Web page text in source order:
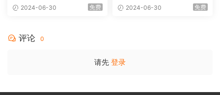
1080p Blu-ray AVC DTS-HD
2024-06-30 免费
B] 2024-06-30 免费
评论 0
请先 登录